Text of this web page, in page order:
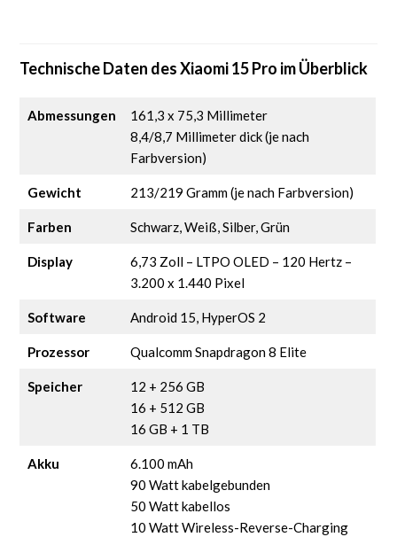
Technische Daten des Xiaomi 15 Pro im Überblick
Abmessungen
161,3 x 75,3 Millimeter
8,4/8,7 Millimeter dick (je nach
Farbversion)
Gewicht 213/219 Gramm (je nach Farbversion)
Farben Schwarz, Weiß, Silber, Grün
Display
6,73 Zoll – LTPO OLED – 120 Hertz –
3.200 x 1.440 Pixel
Software Android 15, HyperOS 2
Prozessor Qualcomm Snapdragon 8 Elite
Speicher
12 + 256 GB
16 + 512 GB
16 GB + 1 TB
Akku
6.100 mAh
90 Watt kabelgebunden
50 Watt kabellos
10 Watt Wireless-Reverse-Charging